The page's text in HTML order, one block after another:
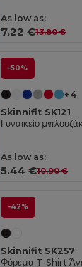
As low as:
7.22 €13.80 €
-50%
+4
Skinnifit SK121
Γυναικείο
As low as:
5.44 €10.90 €
-42%
Skinnifit SK257